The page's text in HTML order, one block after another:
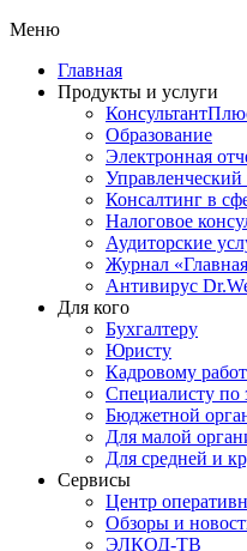
Меню
Главная
Продукты и услуги
Образование
Электронная
Управленческий
Консалтинг в
Налоговое
Аудиторские
Журнал
Антивирус
Для кого
Бухгалтеру
Юристу
Кадровому
Специалисту по
Бюджетной
Для малой
Для средней и
Сервисы
Центр
Обзоры и
ЭЛКОД-ТВ